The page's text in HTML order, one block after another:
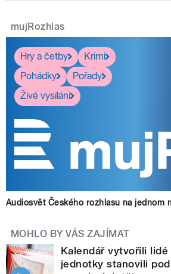
mujRozhlas
Hry a četby
Krimi
Pohádky
Pořady
Živé vysílání
Audiosvět Českého rozhlasu na jednom
MOHLO BY VÁS ZAJÍMAT
Kalendář vytvořili
jednotky stanovili